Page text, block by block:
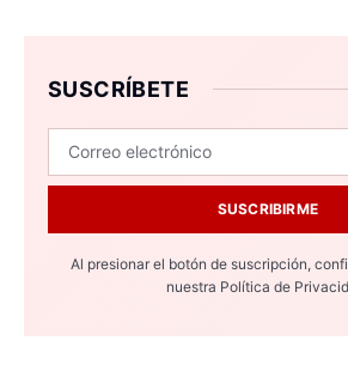
SUSCRÍBETE
SUSCRIBIRME
Al presionar el botón de suscripción,
nuestra Política de